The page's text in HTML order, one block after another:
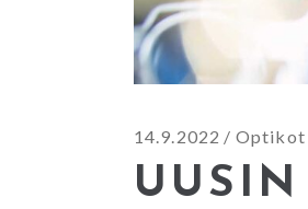
14.9.2022 Optikot